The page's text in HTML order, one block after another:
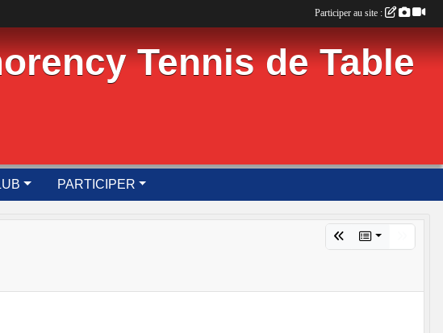
Tennis de Table
PARTICIPER
Participer au site :